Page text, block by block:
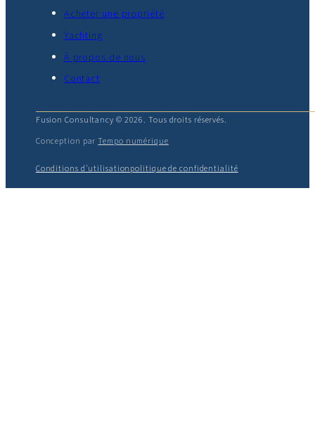
Acheter une propriété
Yachting
À propos de nous
Contact
Fusion Consultancy © 2026. Tous droits réservés.
Conception par Tempo numérique
Conditions d'utilisationpolitique de confidentialité